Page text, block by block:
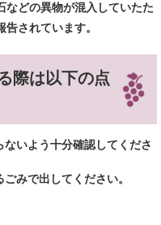
などの異物が混入していたた
されています。
際は以下の点
いよう十分確認してくださ
みで出してください。